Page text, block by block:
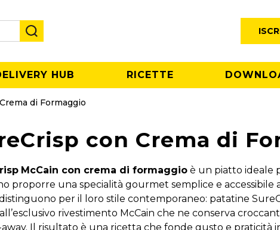
HUB RICETTE
di Formaggio
con Crema di
McCain con crema di formaggio è un piatto ideale
proporre una specialità gourmet semplice e accessibile
per il loro stile contemporaneo: patatine
rivestimento McCain che ne conserva
Il risultato è una ricetta che fonde gusto e praticità